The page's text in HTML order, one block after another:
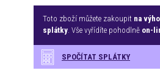
Toto zboží můžete zakoupit na
splátky. Vše vyřídíte pohodlně on-
SPOČÍTAT SPLÁTKY